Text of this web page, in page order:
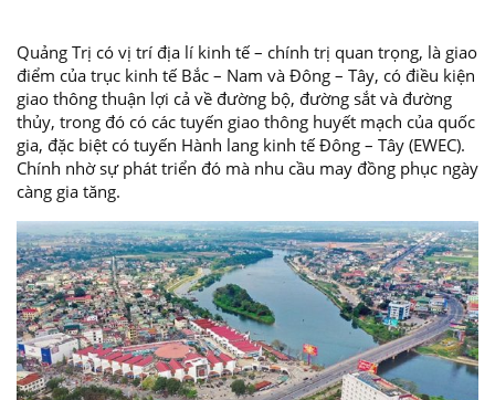
Quảng Trị có vị trí địa lí kinh tế – chính trị quan trọng, là giao
điểm của trục kinh tế Bắc – Nam và Đông – Tây, có điều kiện
giao thông thuận lợi cả về đường bộ, đường sắt và đường
thủy, trong đó có các tuyến giao thông huyết mạch của quốc
gia, đặc biệt có tuyến Hành lang kinh tế Đông – Tây (EWEC).
Chính nhờ sự phát triển đó mà nhu cầu may đồng phục ngày
càng gia tăng.